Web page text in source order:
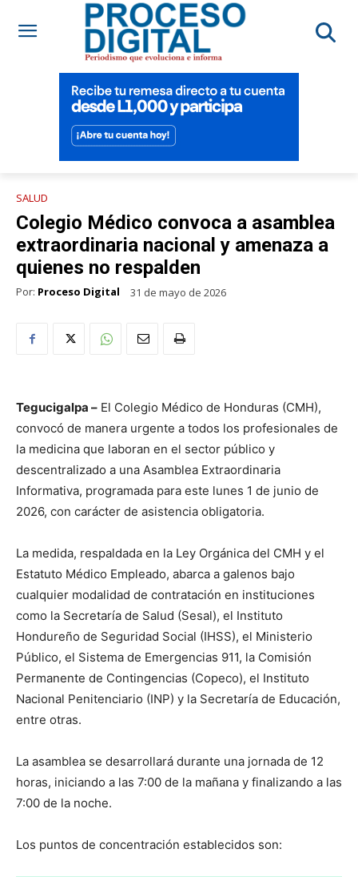
SALUD
Colegio Médico convoca a asamblea
extraordinaria nacional y amenaza a
quienes no respalden
Por: Proceso Digital 31 de mayo de 2026
Tegucigalpa – El Colegio Médico de Honduras (CMH),
convocó de manera urgente a todos los profesionales de
la medicina que laboran en el sector público y
descentralizado a una Asamblea Extraordinaria
Informativa, programada para este lunes 1 de junio de
2026, con carácter de asistencia obligatoria.
La medida, respaldada en la Ley Orgánica del CMH y el
Estatuto Médico Empleado, abarca a galenos bajo
cualquier modalidad de contratación en instituciones
como la Secretaría de Salud (Sesal), el Instituto
Hondureño de Seguridad Social (IHSS), el Ministerio
Público, el Sistema de Emergencias 911, la Comisión
Permanente de Contingencias (Copeco), el Instituto
Nacional Penitenciario (INP) y la Secretaría de Educación,
entre otras.
La asamblea se desarrollará durante una jornada de 12
horas, iniciando a las 7:00 de la mañana y finalizando a las
7:00 de la noche.
Los puntos de concentración establecidos son: